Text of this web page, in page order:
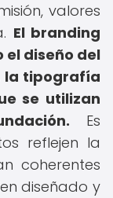
valores
El branding
el diseño del
la tipografía
se utilizan
Es
reflejen la
coherentes
diseñado y